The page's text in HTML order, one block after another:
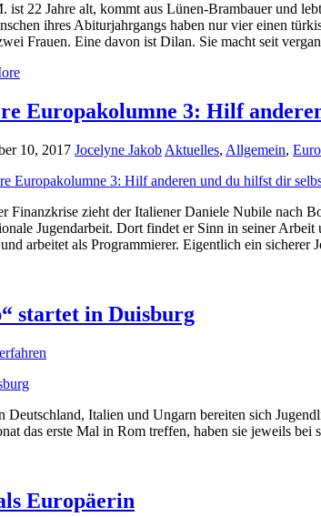
ist 22 Jahre alt, kommt aus Lünen-Brambauer und
ihres Abiturjahrgangs haben nur vier einen
Frauen. Eine davon ist Dilan. Sie macht seit
Europakolumne 3: Hilf
10, 2017 Jocelyne Jakob Aktuelles, Allgemein,
Finanzkrise zieht der Italiener Daniele Nubile nach
Jugendarbeit. Dort findet er Sinn in seiner
arbeitet als Programmierer. Eigentlich ein
startet in Duisburg
Italien und Ungarn bereiten sich
das erste Mal in Rom treffen, haben sie jeweils
Europäerin